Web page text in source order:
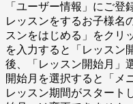
「ユーザー情報」にご登
レッスンをするお子様名
スンをはじめる」をクリ
を入力すると「レッスン
後、「レッスン開始月」
開始月を選択すると「メ
レッスン期間がスタート